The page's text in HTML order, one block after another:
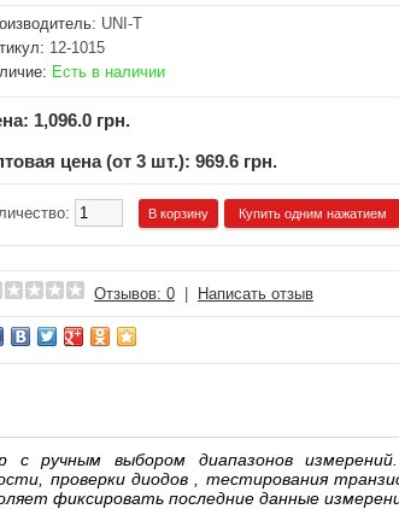
UNI-T
12-1015
Есть в наличии
1,096.0 грн.
цена (от 3 шт.): 969.6 грн.
Купить одним нажатием
Отзывов: 0 Написать отзыв
с ручным выбором диапазонов
проверки диодов , тестирования
фиксировать последние данные